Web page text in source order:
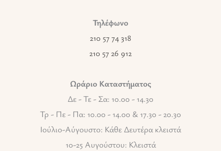
Τηλέφωνο
210 57 74 318
210 57 26 912
Ωράριο Καταστήματος
Δε - Τε - Σα: 10.00 - 14.30
Τρ - Πε - Πα: 10.00 - 14.00 & 17.30 - 20.30
Ιούλιο-Αύγουστο: Κάθε Δευτέρα κλειστά
10-25 Αυγούστου: Κλειστά